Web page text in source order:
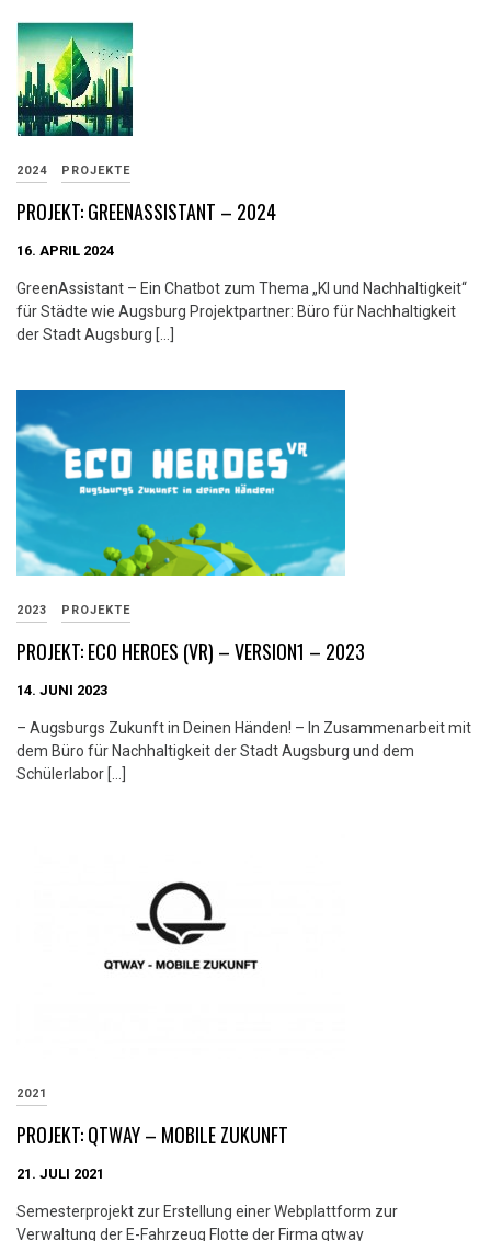
2024 PROJEKTE
PROJEKT: GREENASSISTANT – 2024
16. APRIL 2024
GreenAssistant – Ein Chatbot zum Thema „KI und Nachhaltigkeit“
für Städte wie Augsburg Projektpartner: Büro für Nachhaltigkeit
der Stadt Augsburg […]
2023 PROJEKTE
PROJEKT: ECO HEROES (VR) – VERSION1 – 2023
14. JUNI 2023
– Augsburgs Zukunft in Deinen Händen! – In Zusammenarbeit mit
dem Büro für Nachhaltigkeit der Stadt Augsburg und dem
Schülerlabor […]
2021
PROJEKT: QTWAY – MOBILE ZUKUNFT
21. JULI 2021
Semesterprojekt zur Erstellung einer Webplattform zur
Verwaltung der E-Fahrzeug Flotte der Firma qtway